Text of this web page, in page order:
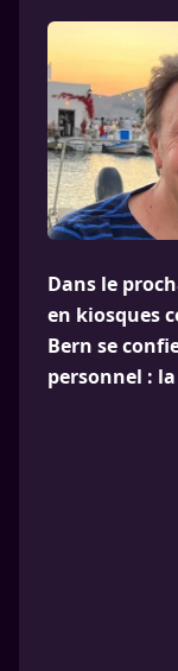
Dans le
en kiosques
Bern se
personnel :